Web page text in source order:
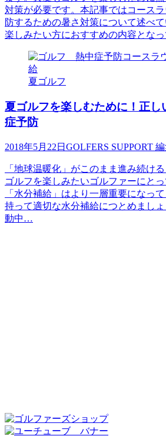
対策が必要です。本記事ではコース
防するための暑さ対策について述べ
楽しみたい方におすすめの内容となっ
夏ゴルフ
夏ゴルフを楽しむために！正し
症予防
2018年5月22日 GOLFERS SUPPORT
「地球温暖化」がこのまま進み続け
ゴルフを楽しみたいゴルファーにと
「水分補給」はより一層重要になっ
持って適切な水分補給につとめまし
動中…